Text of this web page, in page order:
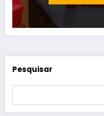
Pesquisar